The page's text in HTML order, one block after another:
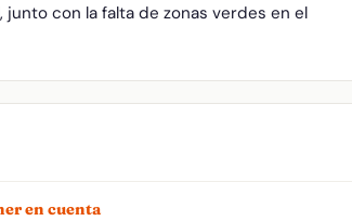
con la falta de zonas verdes en el
en cuenta